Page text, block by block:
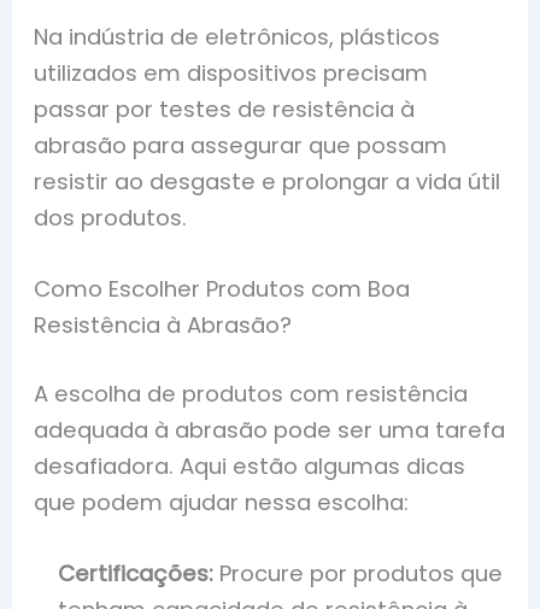
Na indústria de eletrônicos, plásticos
utilizados em dispositivos precisam
passar por testes de resistência à
abrasão para assegurar que possam
resistir ao desgaste e prolongar a vida útil
dos produtos.
Como Escolher Produtos com Boa
Resistência à Abrasão?
A escolha de produtos com resistência
adequada à abrasão pode ser uma tarefa
desafiadora. Aqui estão algumas dicas
que podem ajudar nessa escolha:
Certificações: Procure por produtos que